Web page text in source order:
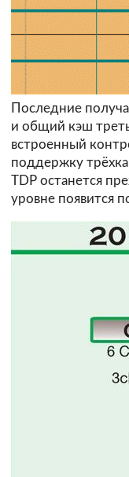
Последние
и общий кэш
встроенный
поддержку
TDP останется
уровне появится